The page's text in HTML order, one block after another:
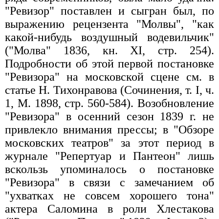
"Ревизор" поставлен и сыгран был, по
выражению рецензента "Молвы", "как
какой-нибудь воздушный водевильчик"
("Молва" 1836, кн. XI, стр. 254).
Подробности об этой первой постановке
"Ревизора" на московской сцене см. в
статье Н. Тихонравова (Сочинения, т. I, ч.
1, М. 1898, стр. 560-584). Возобновление
"Ревизора" в осенний сезон 1839 г. не
привлекло внимания прессы; в "Обзоре
московских театров" за этот период в
журнале "Репертуар и Пантеон" лишь
вскользь упоминалось о постановке
"Ревизора" в связи с замечанием об
"ухватках не совсем хорошего тона"
актера Саломина в роли Хлестакова